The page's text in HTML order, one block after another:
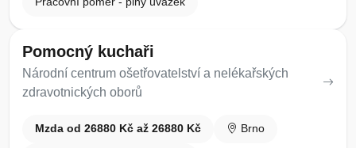
Pomocný kuchaři
Národní centrum ošetřovatelství a nelékařských
zdravotnických oborů
Mzda od 26880 Kč až 26880 Kč Brno